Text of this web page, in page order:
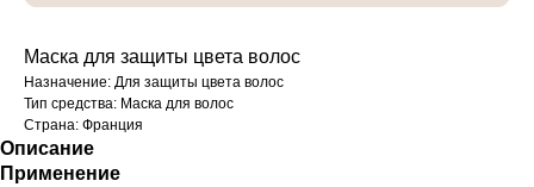
Маска для защиты цвета волос
Назначение: Для защиты цвета волос
Тип средства: Маска для волос
Страна: Франция
Описание
Применение